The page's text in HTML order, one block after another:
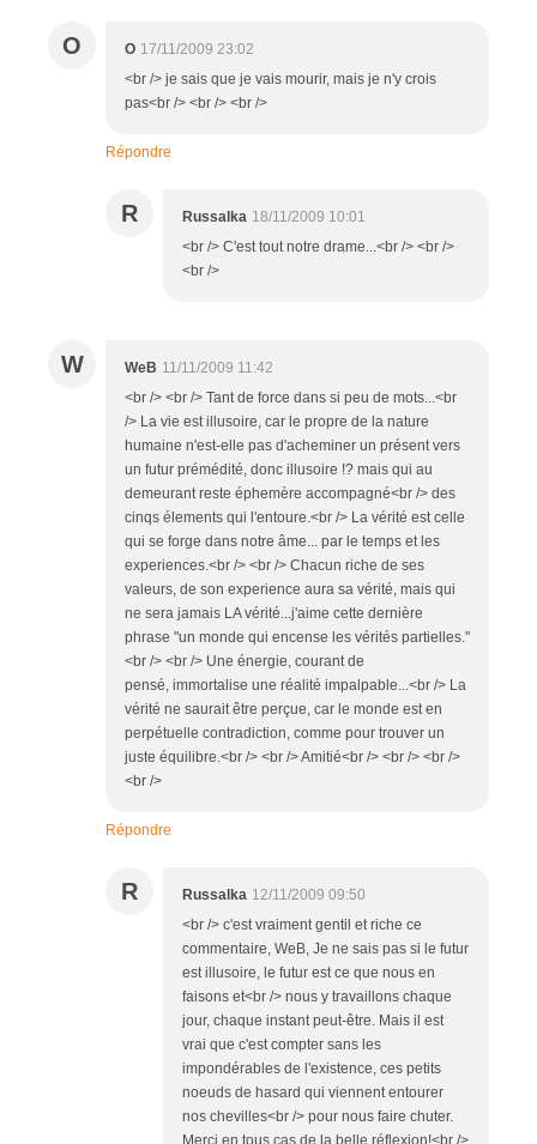
O O 17/11/2009 23:02
<br /> je sais que je vais mourir, mais je n'y crois
pas<br /> <br /> <br />
Répondre
R Russalka 18/11/2009 10:01
<br /> C'est tout notre drame...<br /> <br />
<br />
W WeB 11/11/2009 11:42
<br /> <br /> Tant de force dans si peu de mots...<br
/> La vie est illusoire, car le propre de la nature
humaine n'est-elle pas d'acheminer un présent vers
un futur prémédité, donc illusoire !? mais qui au
demeurant reste éphemère accompagné<br /> des
cinqs élements qui l'entoure.<br /> La vérité est celle
qui se forge dans notre âme... par le temps et les
experiences.<br /> <br /> Chacun riche de ses
valeurs, de son experience aura sa vérité, mais qui
ne sera jamais LA vérité...j'aime cette dernière
phrase "un monde qui encense les vérités partielles."
<br /> <br /> Une énergie, courant de
pensé, immortalise une réalité impalpable...<br /> La
vérité ne saurait être perçue, car le monde est en
perpétuelle contradiction, comme pour trouver un
juste équilibre.<br /> <br /> Amitié<br /> <br /> <br />
<br />
Répondre
R Russalka 12/11/2009 09:50
<br /> c'est vraiment gentil et riche ce
commentaire, WeB, Je ne sais pas si le futur
est illusoire, le futur est ce que nous en
faisons et<br /> nous y travaillons chaque
jour, chaque instant peut-être. Mais il est
vrai que c'est compter sans les
impondérables de l'existence, ces petits
noeuds de hasard qui viennent entourer
nos chevilles<br /> pour nous faire chuter.
Merci en tous cas de la belle réflexion!<br />